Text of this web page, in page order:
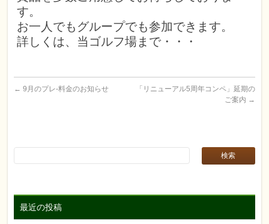
す。
お一人でもグループでも参加できます。
詳しくは、当ゴルフ場まで・・・
← 9月のプレ-料金のお知らせ
「リニューアル5周年コンペ」延期の
ご案内 →
最近の投稿